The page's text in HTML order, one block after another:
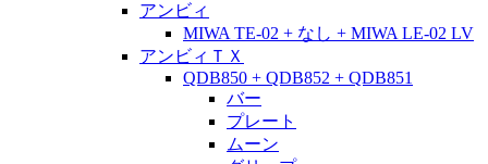
アンビィ
MIWA TE-02 + なし + MIWA LE-02 LV
アンビィＴＸ
QDB850 + QDB852 + QDB851
バー
プレート
ムーン